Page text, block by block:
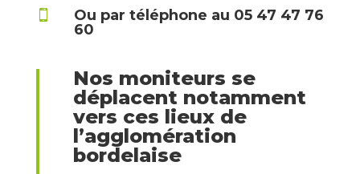

Ou par téléphone au 05 47 47 76
60
Nos moniteurs se
déplacent notamment
vers ces lieux de
l’agglomération
bordelaise